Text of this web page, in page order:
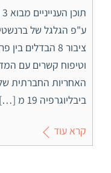
ביבליוגרפיה 19 מ […]
קרא עוד